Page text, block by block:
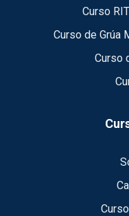
Curso
Curso de Grúa
Curso